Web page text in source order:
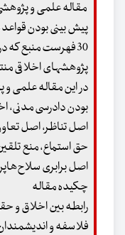
مقاله علمی و
30 فهرست منبع که
پژوهشهای اخلاقی
در این مقاله علمی
بودن دادرسی مدنی،
اصل تناظر، اصل
حق استماع، منع
اصل برابری
چکیده مقاله
رابطه بین اخلاق و
فلاسفه و